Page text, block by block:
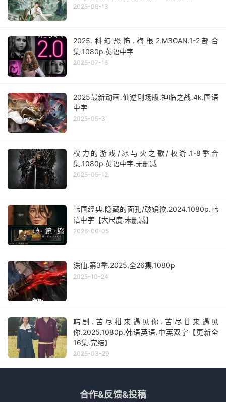
2025-08-13
2025.科幻恐怖.梅根2.M3GAN.1-2部合
集.1080p.英语中字
2025-07-16
2025最新动画.仙逆剧场版.神临之战.4k.国语
中字
2025-05-31
权力的游戏/冰与火之歌/权游.1-8季合
集.1080p.英语中字.无删减
2025-05-12
韩国经典.隐藏的面孔/破镜欲.2024.1080p.韩
语中字【大尺度.未删减】
2026-06-05
诛仙.第3季.2025.全26集.1080p
2025-10-24
韩剧.苦尽柑来遇见你.苦尽甘来遇见
你.2025.1080p.韩语英语.中英双字【更新全
16集.完结】
2025-03-29
合作&反馈&投稿